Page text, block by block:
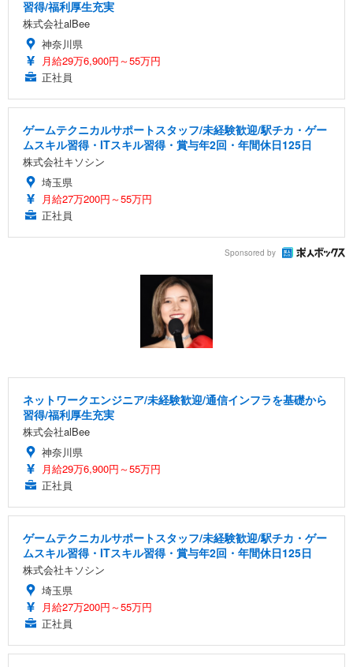
習得/福利厚生充実
株式会社alBee
神奈川県
月給29万6,900円～55万円
正社員
ゲームテクニカルサポートスタッフ/未経験歓迎/駅チカ・ゲー
ムスキル習得・ITスキル習得・賞与年2回・年間休日125日
株式会社キソシン
埼玉県
月給27万200円～55万円
正社員
Sponsored by
ネットワークエンジニア/未経験歓迎/通信インフラを基礎から
習得/福利厚生充実
株式会社alBee
神奈川県
月給29万6,900円～55万円
正社員
ゲームテクニカルサポートスタッフ/未経験歓迎/駅チカ・ゲー
ムスキル習得・ITスキル習得・賞与年2回・年間休日125日
株式会社キソシン
埼玉県
月給27万200円～55万円
正社員